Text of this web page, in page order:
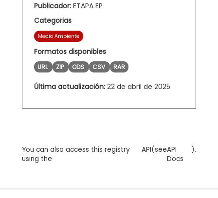
Publicador: ETAPA EP
Categorias
Medio Ambiente
Formatos disponibles
URL ZIP ODS CSV RAR
Última actualización: 22 de abril de 2025
You can also access this registry
using the
API(seeAPI
Docs
).